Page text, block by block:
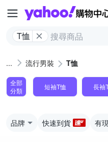
T恤
流行男裝 T恤
全部
分類
短袖T恤 長袖
品牌 快速到貨 有